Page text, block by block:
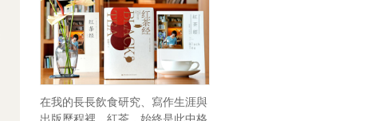
在我的長長飲食研究、寫作生涯與